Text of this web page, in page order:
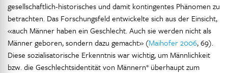
gesellschaftlich-historisches und damit kontingentes Phänomen zu
betrachten. Das Forschungsfeld entwickelte sich aus der Einsicht,
«auch Männer haben ein Geschlecht. Auch sie werden nicht als
Männer geboren, sondern dazu gemacht» (Maihofer 2006, 69).
Diese sozialisatorische Erkenntnis war wichtig, um Männlichkeit
bzw. die Geschlechtsidentität von Männern* überhaupt zum